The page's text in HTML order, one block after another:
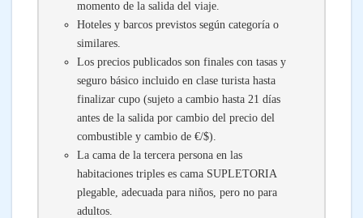
momento de la salida del viaje.
Hoteles y barcos previstos según categoría o
similares.
Los precios publicados son finales con tasas y
seguro básico incluido en clase turista hasta
finalizar cupo (sujeto a cambio hasta 21 días
antes de la salida por cambio del precio del
combustible y cambio de €/$).
La cama de la tercera persona en las
habitaciones triples es cama SUPLETORIA
plegable, adecuada para niños, pero no para
adultos.